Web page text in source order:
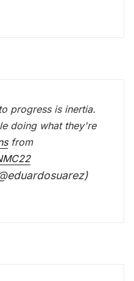
progress is inertia.
doing what they're
from